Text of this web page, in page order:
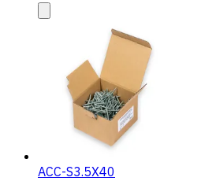
ACC-S3.5X40